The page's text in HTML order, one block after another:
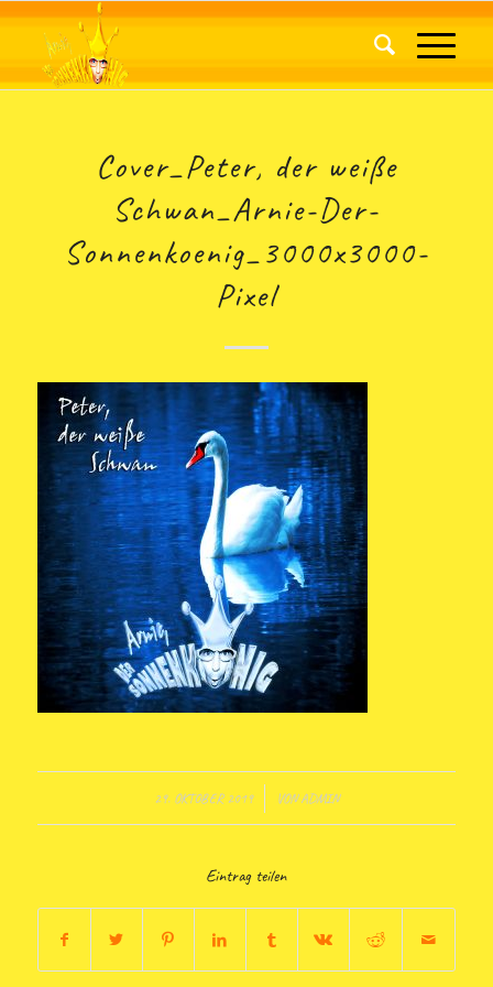
Cover_Peter, der weiße
Schwan_Arnie-Der-
Sonnenkoenig_3000x3000-
Pixel
29. OKTOBER 2019
/ VONADMIN
Eintrag teilen